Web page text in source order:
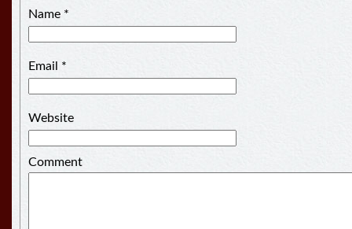
Name *
Email *
Website
Comment